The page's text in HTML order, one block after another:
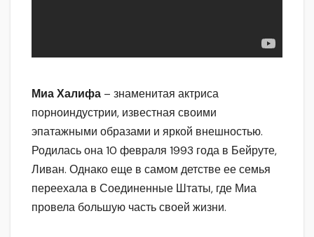
Миа Халифа – знаменитая актриса
порноиндустрии, известная своими
эпатажными образами и яркой внешностью.
Родилась она 10 февраля 1993 года в Бейруте,
Ливан. Однако еще в самом детстве ее семья
переехала в Соединенные Штаты, где Миа
провела большую часть своей жизни.